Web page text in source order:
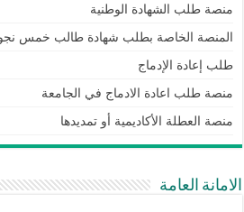
منصة طلب الشهادة الوطنية
المنصة الخاصة بطلب شهادة طالب خمس
طلب إعادة الإدماج
منصة طلب اعادة الادماج في الجامعة
منصة العطلة الأكاديمية أو تمديدها
الامانة العامة